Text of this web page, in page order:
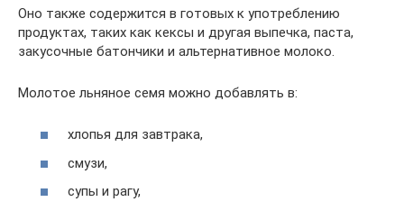
Оно также содержится в готовых к употреблению
продуктах, таких как кексы и другая выпечка, паста,
закусочные батончики и альтернативное молоко.
Молотое льняное семя можно добавлять в:
хлопья для завтрака,
смузи,
супы и рагу,